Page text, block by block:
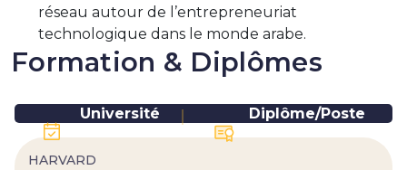
réseau autour de l’entrepreneuriat
technologique dans le monde arabe.
Formation & Diplômes
Université Diplôme/Poste
HARVARD